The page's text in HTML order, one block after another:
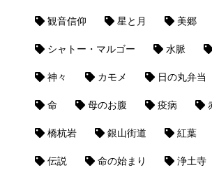
観音信仰 星と月 美郷
シャトー・マルゴー 水脈
神々 カモメ 日の丸弁当
命 母のお腹 疫病
橋杭岩 銀山街道 紅葉
伝説 命の始まり 浄土寺